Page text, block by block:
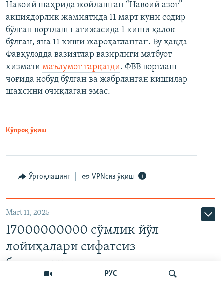
РУС
Навоий шаҳрида жойлашган “Навоий азот”
акциядорлик жамиятида 11 март куни содир
бўлган портлаш натижасида 1 киши ҳалок
бўлган, яна 11 киши жароҳатланган. Бу ҳақда
Фавқулодда вазиятлар вазирлиги матбуот
хизмати маълумот тарқатди. ФВВ портлаш
чоғида нобуд бўлган ва жабрланган кишилар
шахсини очиқлаган эмас.
Кўпроқ ўқиш
Ўртоқлашинг VPNсиз ўқиш
Mart 11, 2025
17000000000 сўмлик йўл
лойиҳалари сифатсиз
бажарилган